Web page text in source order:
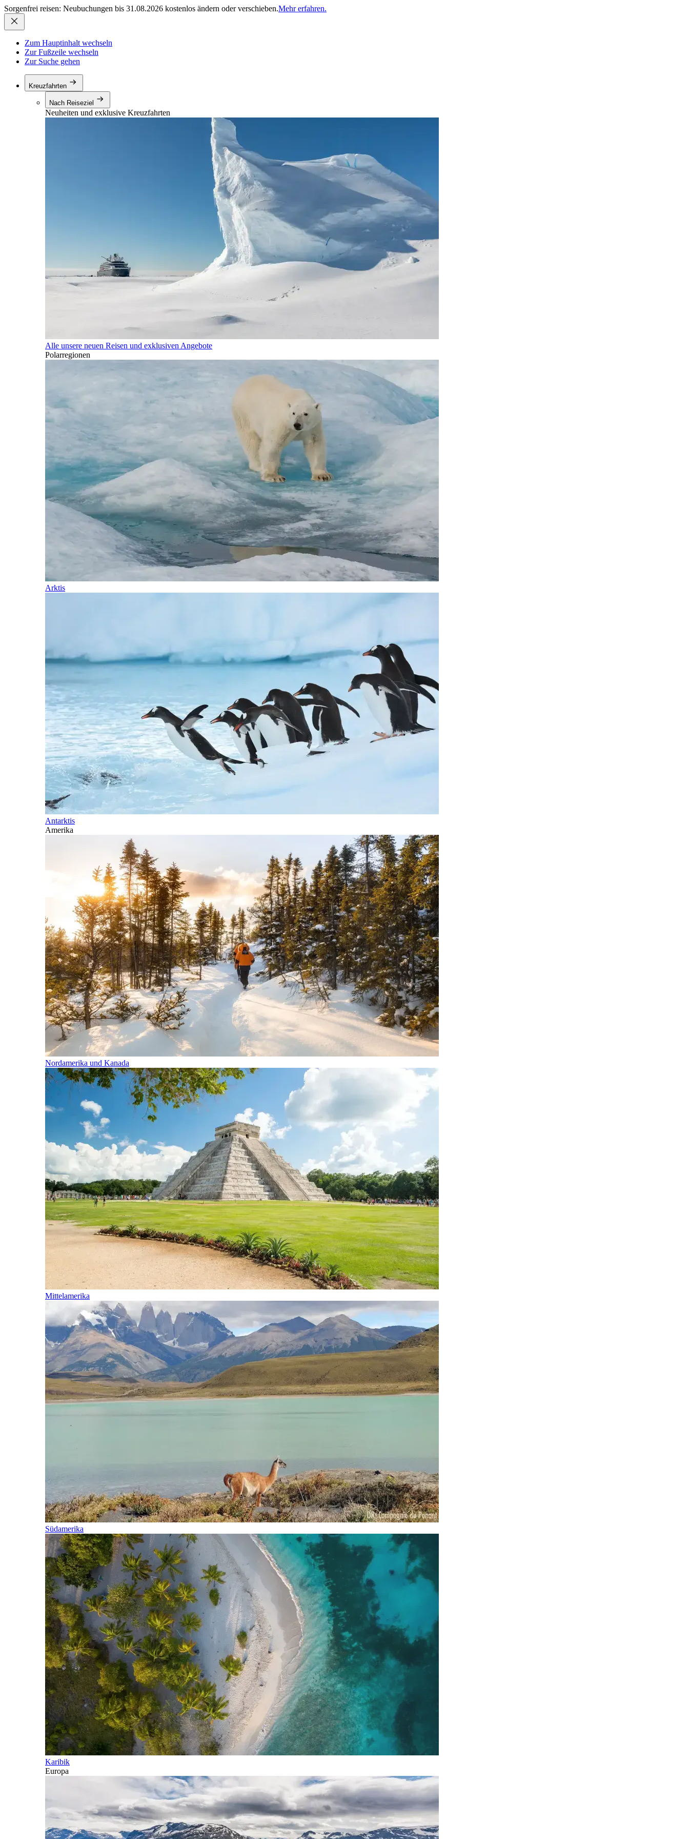
Sorgenfrei reisen: Neubuchungen bis 31.08.2026 kostenlos ändern oder verschieben.Mehr erfahren.
Zum Hauptinhalt wechseln
Zur Fußzeile wechseln
Zur Suche gehen
Kreuzfahrten
Nach Reiseziel
Neuheiten und exklusive Kreuzfahrten
Alle unsere neuen Reisen und exklusiven Angebote
Polarregionen
Arktis
Antarktis
Amerika
Nordamerika und Kanada
Mittelamerika
Südamerika
Karibik
Europa